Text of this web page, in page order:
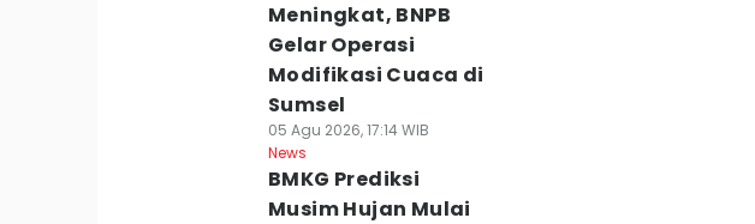
Meningkat, BNPB
Gelar Operasi
Modifikasi Cuaca di
Sumsel
05 Agu 2026, 17:14 WIB
News
BMKG Prediksi
Musim Hujan Mulai